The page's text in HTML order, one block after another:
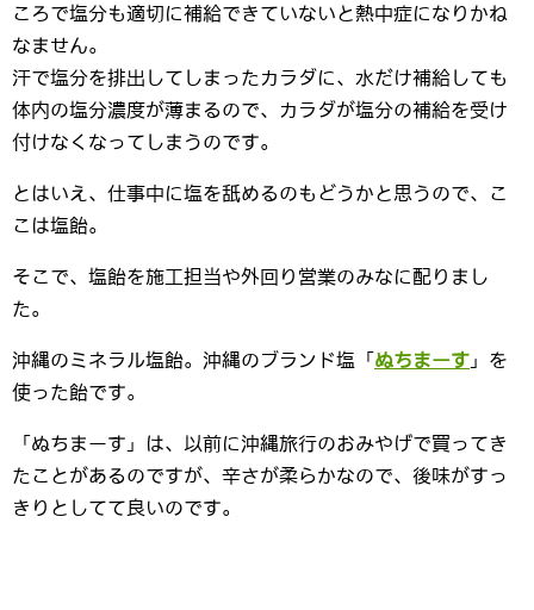
ころで塩分も適切に補給できていないと熱中症になりかね
なません。
汗で塩分を排出してしまったカラダに、水だけ補給しても
体内の塩分濃度が薄まるので、カラダが塩分の補給を受け
付けなくなってしまうのです。
とはいえ、仕事中に塩を舐めるのもどうかと思うので、こ
こは塩飴。
そこで、塩飴を施工担当や外回り営業のみなに配りまし
た。
沖縄のミネラル塩飴。沖縄のブランド塩「 ぬちまーす 」を
使った飴です。
「ぬちまーす」は、以前に沖縄旅行のおみやげで買ってき
たことがあるのですが、辛さが柔らかなので、後味がすっ
きりとしてて良いのです。